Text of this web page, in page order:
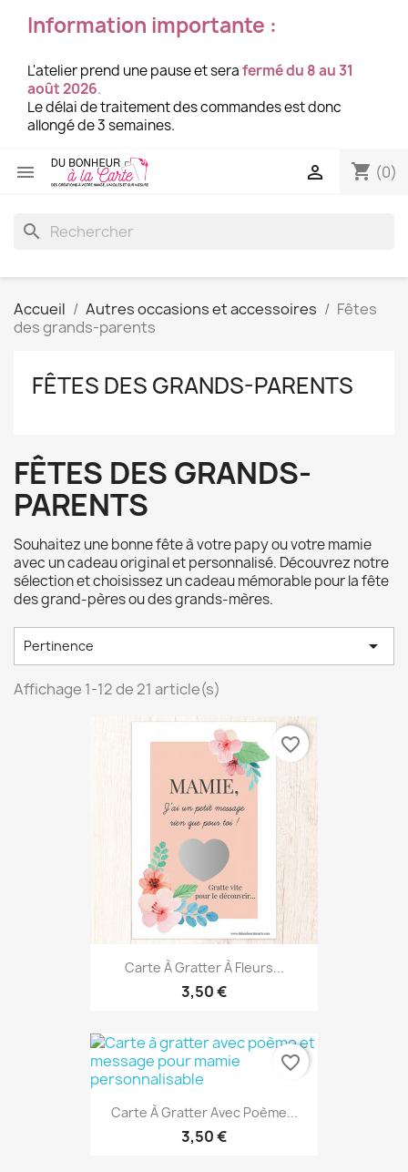
Information importante :
L'atelier prend une pause et serafermé du 8 au 31
août 2026.
Le délai de traitement des commandes est donc
allongé de 3 semaines.
 shopping_cart (0)

search
Accueil Autres occasions et accessoires
Fêtes
des grands-parents
FÊTES DES GRANDS-PARENTS
FÊTES DES GRANDS-
PARENTS
Souhaitez une bonne fête à votre papy ou votre mamie
avec un cadeau original et personnalisé. Découvrez notre
sélection et choisissez un cadeau mémorable pour la fête
des grand-pères ou des grands-mères.
Pertinence 
Affichage 1-12 de 21 article(s)
Carte À Gratter À Fleurs...
3,50 €
favorite_border
Carte À Gratter Avec Poème...
3,50 €
favorite_border